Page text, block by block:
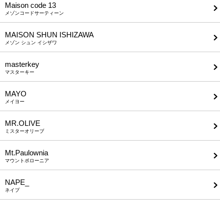
Maison code 13
メゾンコードサーティーン
MAISON SHUN ISHIZAWA
メゾン シュン イシザワ
masterkey
マスターキー
MAYO
メイヨー
MR.OLIVE
ミスターオリーブ
Mt.Paulownia
マウントポローニア
NAPE_
ネイプ